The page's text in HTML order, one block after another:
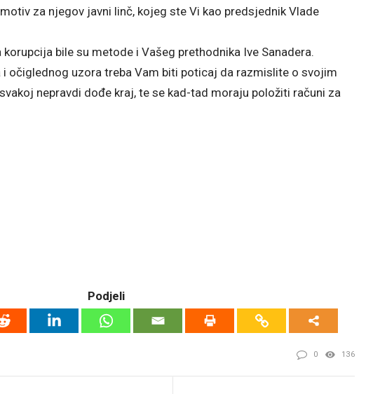
za njegov javni linč, kojeg ste Vi kao predsjednik Vlade
bile su metode i Vašeg prethodnika Ive Sanadera.
i očiglednog uzora treba Vam biti poticaj da razmislite o svojim
nepravdi dođe kraj, te se kad-tad moraju položiti računi za
Podjeli
0 136